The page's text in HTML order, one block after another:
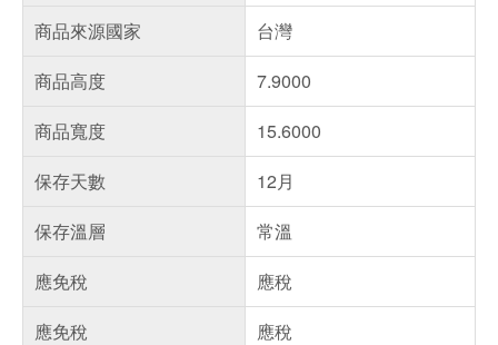
商品來源國家
台灣
商品高度
7.9000
商品寬度
15.6000
保存天數
12月
保存溫層
常溫
應免稅
應稅
應免稅
應稅